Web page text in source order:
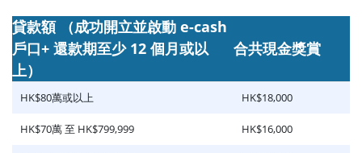
貸款額 （成功開立並啟動 e-cash
戶口+ 還款期至少 12 個月或以
上）
合共現金獎賞
HK$80萬或以上 HK$18,000
HK$70萬 至 HK$799,999 HK$16,000